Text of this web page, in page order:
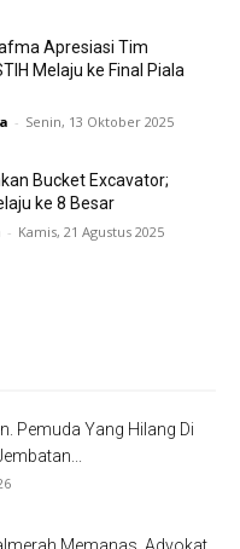
Apresiasi Tim
Melaju ke Final Piala
- Senin, 13 Oktober 2025
Bucket Excavator;
ke 8 Besar
- Kamis, 21 Agustus 2025
Pemuda Yang Hilang Di
Memanas, Advokat